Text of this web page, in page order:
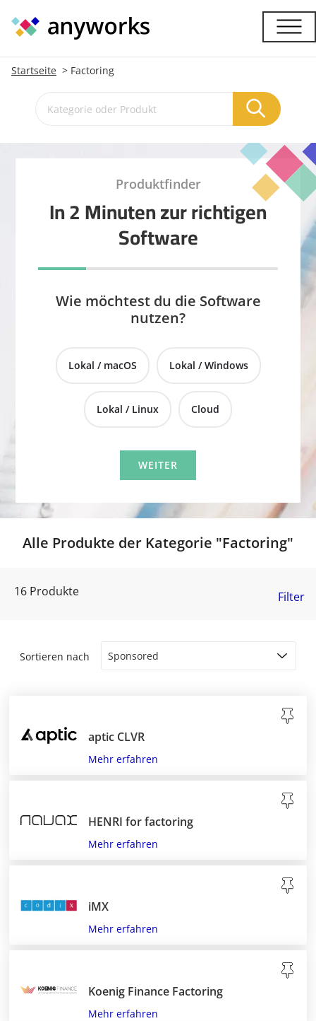
Startseite Factoring
Produktfinder
In 2 Minuten zur richtigen
Software
Wie möchtest du die Software
nutzen?
Lokal / macOS Lokal / Windows
Lokal / Linux Cloud
Alle Produkte der Kategorie "Factoring"
16 Produkte Filter
Sortieren nach
aptic CLVR
Mehr erfahren
HENRI for factoring
Mehr erfahren
iMX
Mehr erfahren
Koenig Finance Factoring
Mehr erfahren